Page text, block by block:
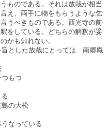
ものである。それは放哉が相当
え、両手に物をもらうような乞
うべきものである。西光寺の前
をしている。どちらの解釈が妥
かも知れない。
とした放哉にとっては　南郷庵
もつ
の大松
なっている